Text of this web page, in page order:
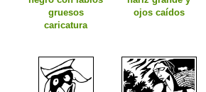
gruesos
caricatura
ojos caídos